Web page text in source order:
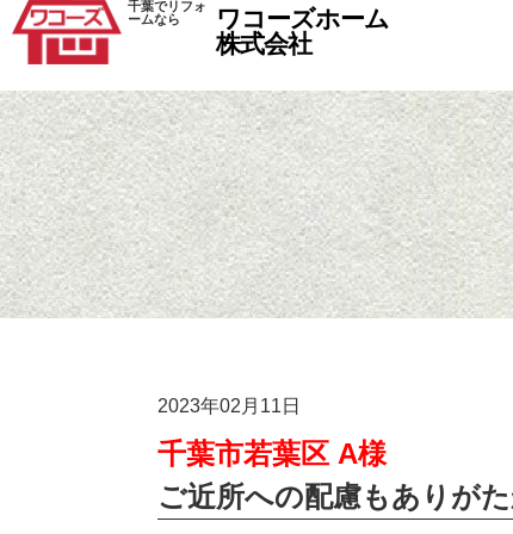
千葉でリフォ
ームなら
ワコーズホーム
株式会社
2023年02月11日
千葉市若葉区 A様
ご近所への配慮もありが